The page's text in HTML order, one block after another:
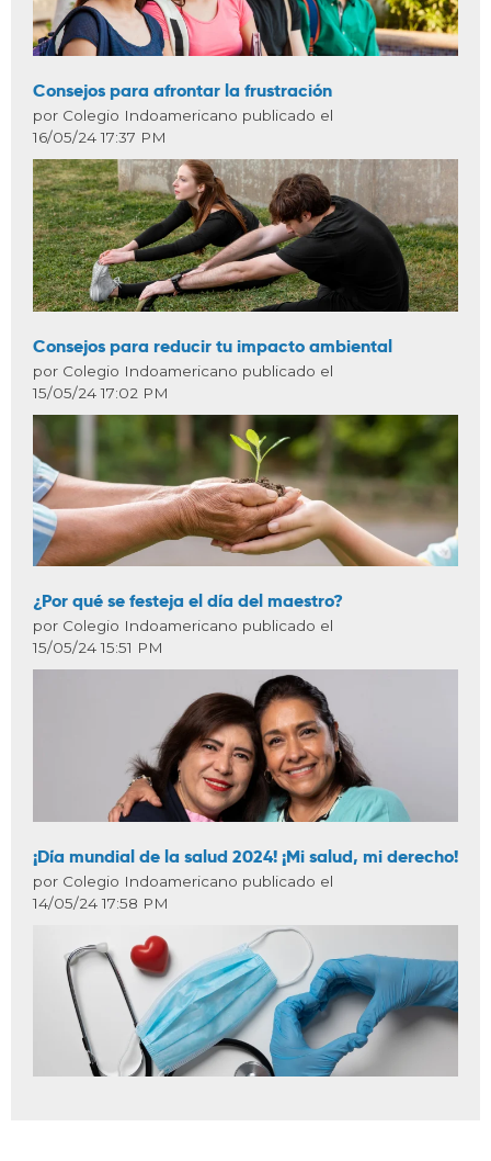
Consejos para afrontar la frustración
por Colegio Indoamericano publicado el
16/05/24 17:37 PM
Consejos para reducir tu impacto ambiental
por Colegio Indoamericano publicado el
15/05/24 17:02 PM
¿Por qué se festeja el día del maestro?
por Colegio Indoamericano publicado el
15/05/24 15:51 PM
¡Día mundial de la salud 2024! ¡Mi salud, mi derecho!
por Colegio Indoamericano publicado el
14/05/24 17:58 PM